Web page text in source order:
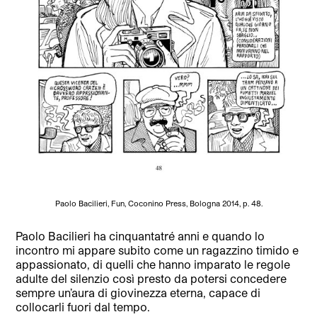
Paolo Bacilieri, Fun, Coconino Press, Bologna 2014, p. 48.
Paolo Bacilieri ha cinquantatré anni e quando lo
incontro mi appare subito come un ragazzino timido e
appassionato, di quelli che hanno imparato le regole
adulte del silenzio così presto da potersi concedere
sempre un’aura di giovinezza eterna, capace di
collocarli fuori dal tempo.